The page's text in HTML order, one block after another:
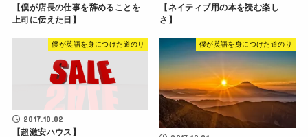
【僕が店長の仕事を辞めることを
上司に伝えた日】
【ネイティブ用の本を読む楽し
さ】
僕が英語を身につけた道のり
2017.10.02
【超激安ハウス】
僕が英語を身につけた道のり